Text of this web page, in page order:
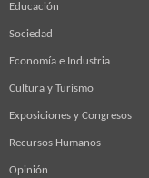
Educación
Sociedad
Economía e Industria
Cultura y Turismo
Exposiciones y Congresos
Recursos Humanos
Opinión